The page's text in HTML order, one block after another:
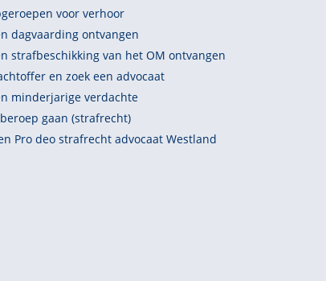
voor verhoor
dagvaarding ontvangen
strafbeschikking van het OM ontvangen
en zoek een advocaat
minderjarige verdachte
gaan (strafrecht)
Pro deo strafrecht advocaat Westland